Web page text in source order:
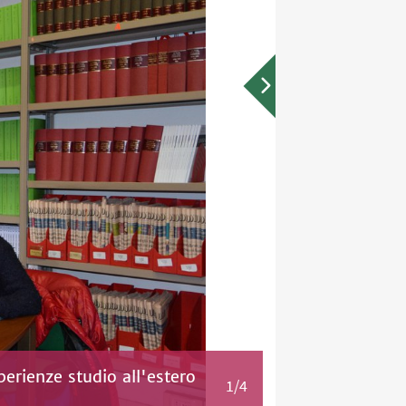
studio all'estero 1/4